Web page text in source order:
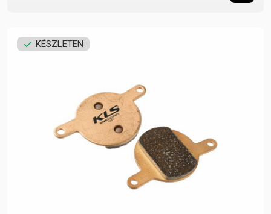
KÉSZLETEN